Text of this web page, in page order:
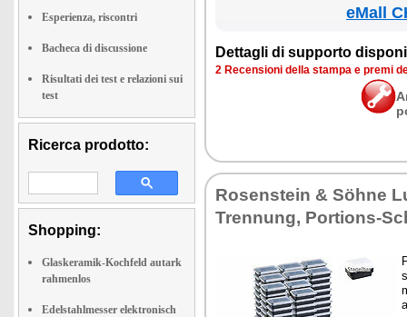
Esperienza, riscontri
Bacheca di discussione
Risultati dei test e relazioni sui
test
Ricerca prodotto:
Shopping:
Glaskeramik-Kochfeld autark
rahmenlos
Edelstahlmesser elektronisch
eMall
Det­ta­gli di sup­por­to
2 Re­cen­sio­ni del­la stam­pa e pre­mi
Ro­sen­stein & Söhne
Tren­nung, Por­tions-